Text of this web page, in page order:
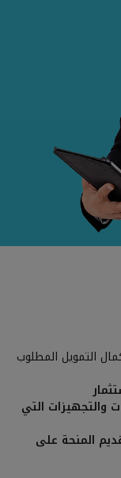
التمويل المطلوب
والتجهيزات التي
المنحة على